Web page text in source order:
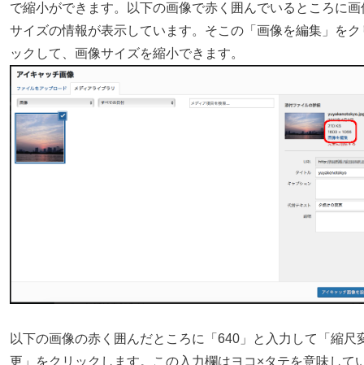
で縮小ができます。以下の画像で赤く囲んでいるところに画
サイズの情報が表示しています。そこの「画像を編集」をク
ックして、画像サイズを縮小できます。
以下の画像の赤く囲んだところに「640」と入力して「縮尺
更」をクリックします。この入力欄はヨコ×タテを意味して